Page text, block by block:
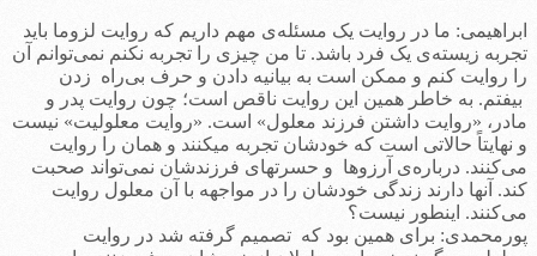
ابراهیمی: ما در روایت یک مسئله‌‌ی مهم داریم که روایت لزوما باید
تجربه زیسته‌ی یک فرد باشد. تا من چیزی را تجربه نکنم نمی‌توانم آن
را روایت کنم و ممکن است به بیانیه دادن و حرف بی‌راه زدن
بیفتم. به خاطر همین این روایت ناقص است؛ چون روایت پدر و
مادر، «روایت داشتن فرزند معلول‌» است. «روایت معلولیت» نیست
و نهایتاً حالاتی است که خودشان تجربه می­کنند و همان را روایت
می‌کنند. درباره‌ی آرزوها و حسرتهای فرزندشان نمی‌تواند صحبت
کند. آنها دارند زندگی خودشان را در مواجهه با آن معلول روایت
می‌کنند. اینطور نیست؟
پورمحمدی: برای همین بود که تصمیم گرفته شد در روایت